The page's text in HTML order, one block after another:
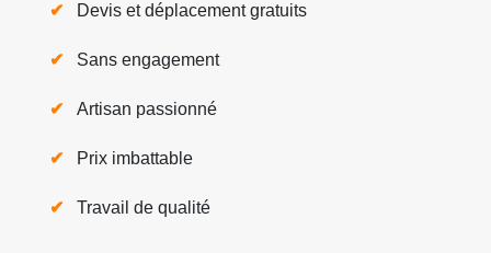
Devis et déplacement gratuits
Sans engagement
Artisan passionné
Prix imbattable
Travail de qualité